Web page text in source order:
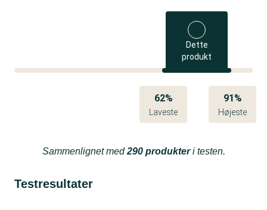
Dette
produkt
62%
Laveste
91%
Højeste
Sammenlignet med290 produkteri testen.
Testresultater